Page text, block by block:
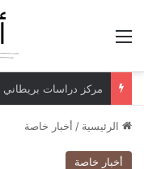
القائمة
مكاتب محاماة
الرئيسية / أخبار خاصة
أخبار خاصة